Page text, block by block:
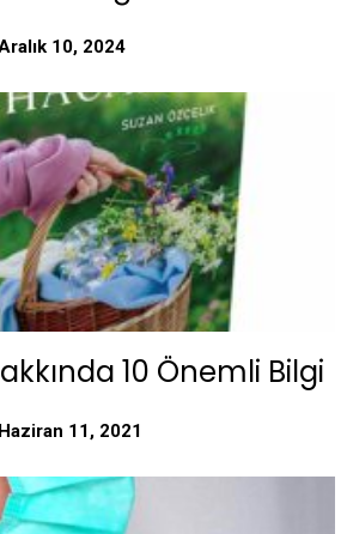
10, 2024
10 Önemli Bilgi
Haziran 11, 2021